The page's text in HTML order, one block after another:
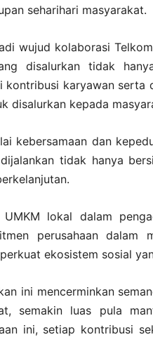
seharihari masyarakat.
wujud kolaborasi
disalurkan tidak
kontribusi karyawan
disalurkan kepada
kebersamaan dan
tidak hanya
lokal dalam
perusahaan dalam
ekosistem sosial
ini mencerminkan
semakin luas pula
ini, setiap kontribusi